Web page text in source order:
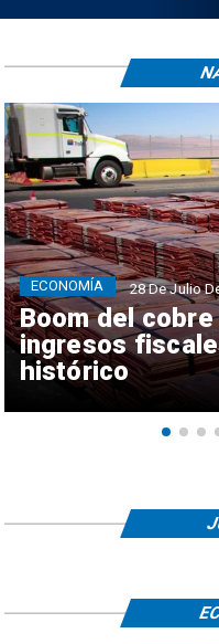
Boom del
ingresos
histórico
ECONOMÍA 28 De Julio